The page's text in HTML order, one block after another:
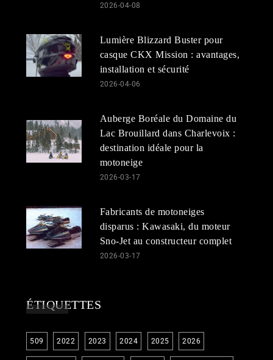
2026-04-08
Lumière Blizzard Buster pour
casque CKX Mission : avantages,
installation et sécurité
2026-04-06
Auberge Boréale du Domaine du
Lac Brouillard dans Charlevoix :
destination idéale pour la
motoneige
2026-03-17
Fabricants de motoneiges
disparus : Kawasaki, du moteur
Sno-Jet au constructeur complet
2026-03-17
ÉTIQUETTES
509 2022 2023 2024 2025 2026